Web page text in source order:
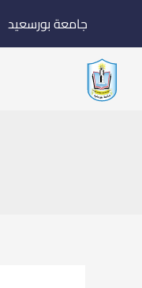
إلى
المحتوى
جامعة بورسعيد